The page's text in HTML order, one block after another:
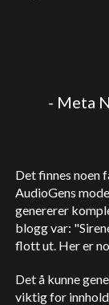
- Meta
Det finnes noen
AudioGens
genererer
blogg var:
flott ut. Her er
Det å kunne
viktig for